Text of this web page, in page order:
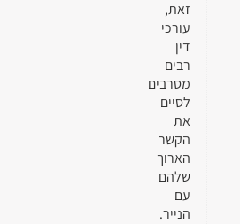
זאת,
עורכי
דין
רבים
מסרבים
לסיים
את
הקשר
הארוך
שלהם
עם
הנייר.